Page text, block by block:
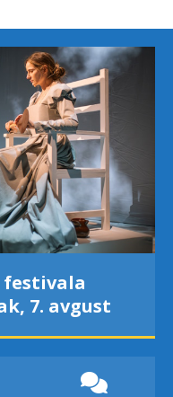
festivala
7. avgust